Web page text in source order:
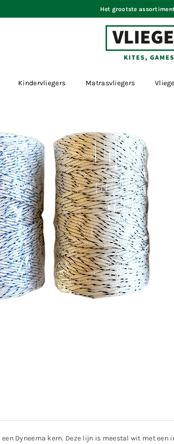
Het grootste
Kindervliegers Matrasvliegers
Dyneema kern. Deze lijn is meestal wit met